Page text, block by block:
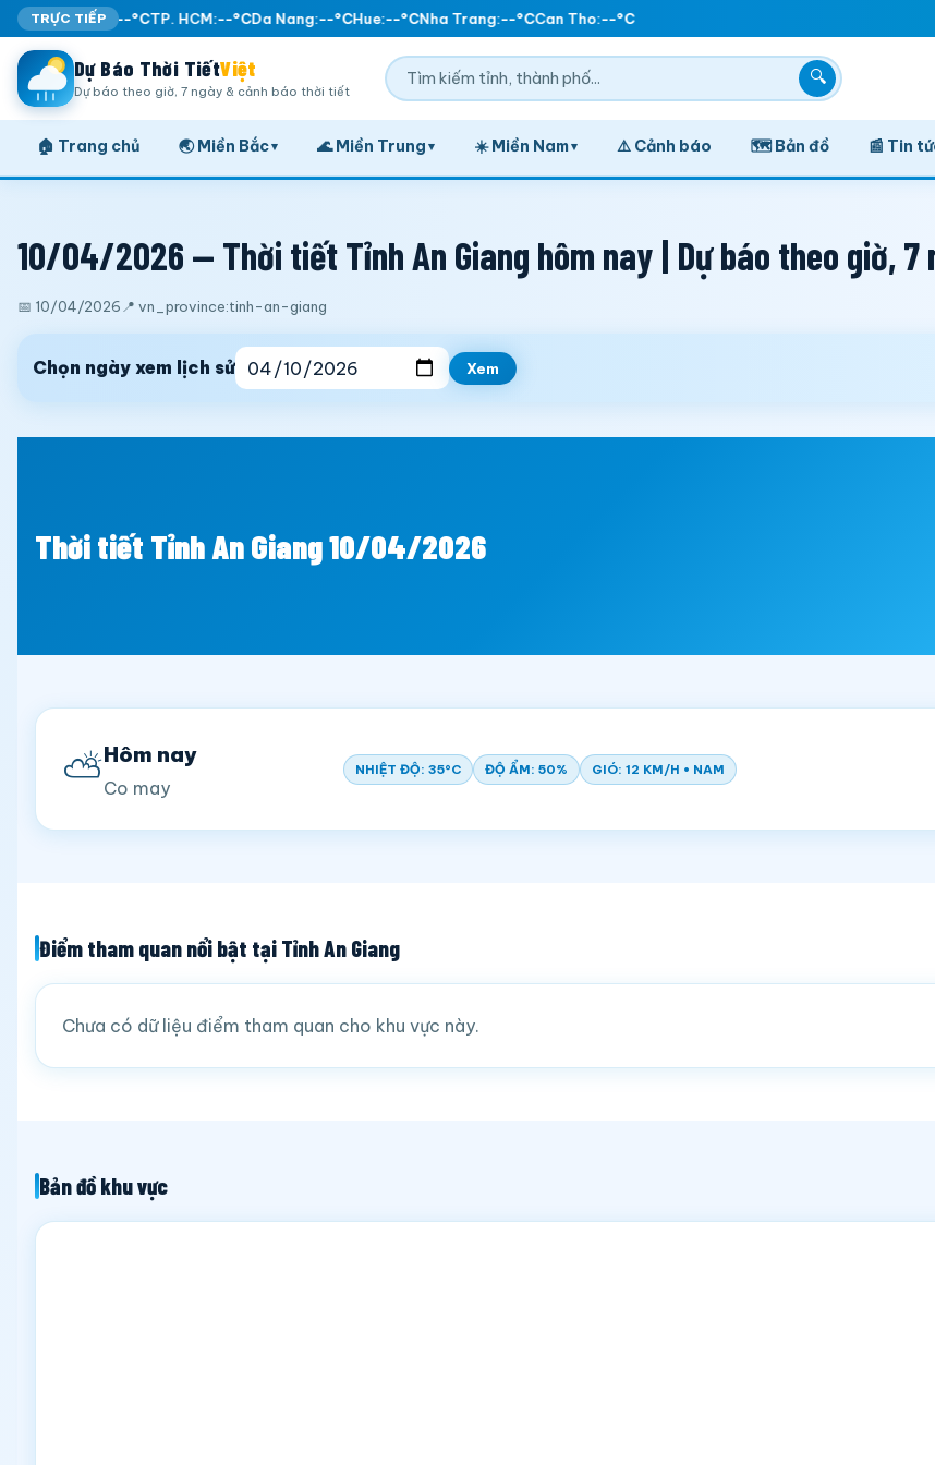
TRỰC TIẾP
Ha Noi: --°CTP. HCM:--°CDa Nang:--°CHue:--°CNha Trang:--°CCan Tho:--°C
Dự Báo Thời TiếtViệt
Dự báo theo giờ, 7 ngày & cảnh báo thời tiết
🔍
🏠 Trang chủ 🌏 Miền Bắc▾ 🌊 Miền Trung ▾ ☀️ Miền Nam▾ ⚠️ Cảnh báo 🗺️ Bản đồ 📰 Tin
10/04/2026 — Thời tiết Tỉnh An Giang hôm nay | Dự báo theo giờ, 7
📅 10/04/2026 📍 vn_province:tinh-an-giang
Chọn ngày xem lịch sử Xem
Thời tiết Tỉnh An Giang 10/04/2026
⛅Hôm nay
Co may
NHIỆT ĐỘ: 35°C ĐỘ ẨM: 50% GIÓ: 12 KM/H • NAM
Điểm tham quan nổi bật tại Tỉnh An Giang
Chưa có dữ liệu điểm tham quan cho khu vực này.
Bản đồ khu vực